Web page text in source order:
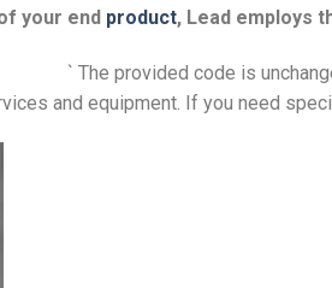
your end product, Lead employs